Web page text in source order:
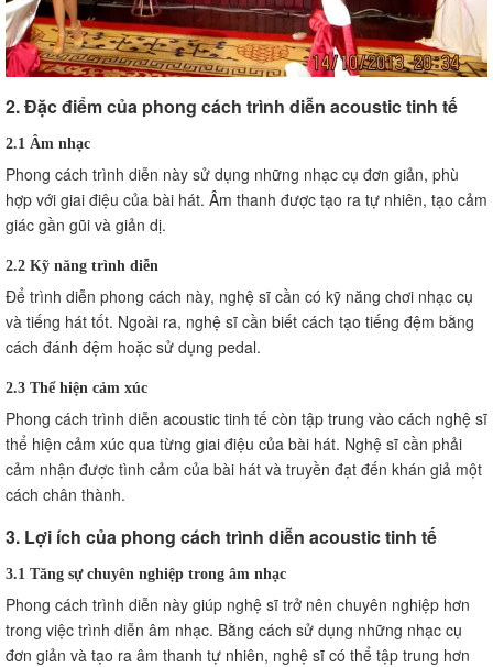
2. Đặc điểm của phong cách trình diễn acoustic tinh tế
2.1 Âm nhạc
Phong cách trình diễn này sử dụng những nhạc cụ đơn giản, phù
hợp với giai điệu của bài hát. Âm thanh được tạo ra tự nhiên, tạo cảm
giác gần gũi và giản dị.
2.2 Kỹ năng trình diễn
Để trình diễn phong cách này, nghệ sĩ cần có kỹ năng chơi nhạc cụ
và tiếng hát tốt. Ngoài ra, nghệ sĩ cần biết cách tạo tiếng đệm bằng
cách đánh đệm hoặc sử dụng pedal.
2.3 Thể hiện cảm xúc
Phong cách trình diễn acoustic tinh tế còn tập trung vào cách nghệ sĩ
thể hiện cảm xúc qua từng giai điệu của bài hát. Nghệ sĩ cần phải
cảm nhận được tình cảm của bài hát và truyền đạt đến khán giả một
cách chân thành.
3. Lợi ích của phong cách trình diễn acoustic tinh tế
3.1 Tăng sự chuyên nghiệp trong âm nhạc
Phong cách trình diễn này giúp nghệ sĩ trở nên chuyên nghiệp hơn
trong việc trình diễn âm nhạc. Bằng cách sử dụng những nhạc cụ
đơn giản và tạo ra âm thanh tự nhiên, nghệ sĩ có thể tập trung hơn